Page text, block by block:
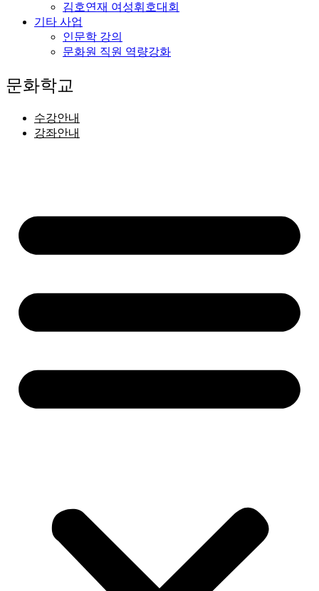
김호연재 여성휘호대회
기타 사업
인문학 강의
문화원 직원 역량강화
문화학교
수강안내
강좌안내